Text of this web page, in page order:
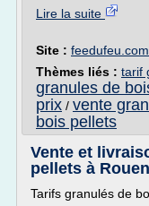
Lire la suite
Site : feedufeu.com
Thèmes liés : tarif
granules de
prix / vente
bois pellets
Vente et
pellets à Rouen
Tarifs granulés de